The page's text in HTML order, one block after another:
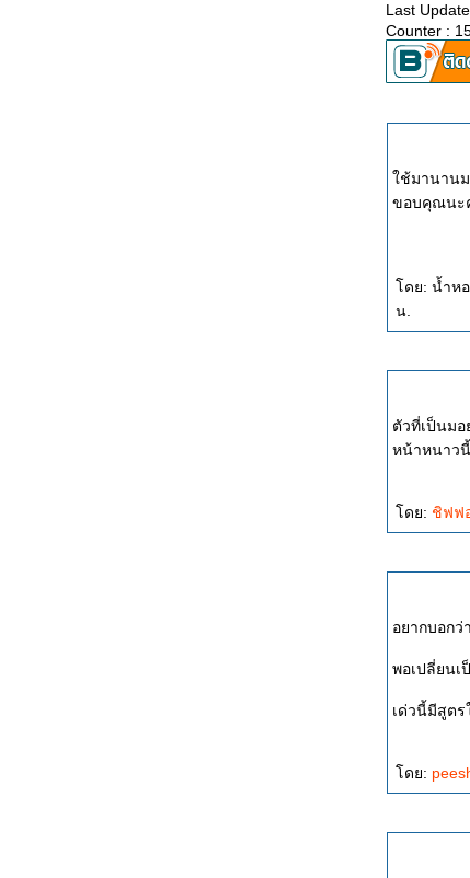
Last
Counter :
ช้มานานม
ขอบคุณนะ
ดย: น้ำหอ
น.
ตัวที่เป็นมอ
หน้าหนาวนี้
ดย: ชิฟฟ
อยากบอกว่
พอเปลี่ยนเ
เด่วนี้มีสูต
ดย: